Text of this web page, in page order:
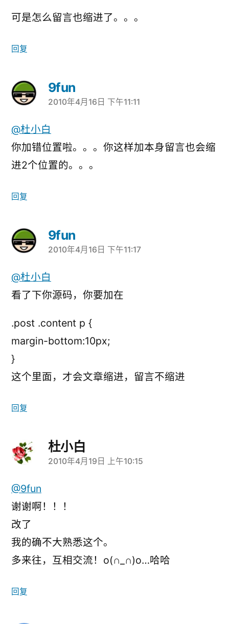
可是怎么留言也缩进了。。。
回复
9fun
说：
2010年4月16日 下午11:11
@杜小白
你加错位置啦。。。你这样加本身留言也会缩
进2个位置的。。。
回复
9fun
说：
2010年4月16日 下午11:17
@杜小白
看了下你源码，你要加在
.post .content p {
margin-bottom:10px;
}
这个里面，才会文章缩进，留言不缩进
回复
杜小白
说：
2010年4月19日 上午10:15
@9fun
谢谢啊！！！
改了
我的确不大熟悉这个。
多来往，互相交流！o(∩_∩)o…哈哈
回复